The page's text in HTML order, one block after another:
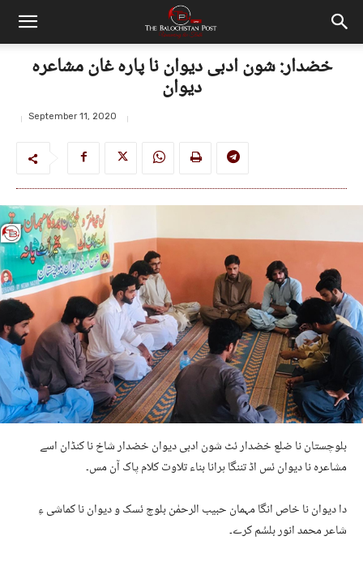
خضدار: شون ادبی دیوان نا پارہ غان مشاعرہ
دیوان
September 11, 2020
بلوچستان نا ضلع خضدار ئٹ شون ادبی دیوان خضدار شاخ نا کنڈان اسے
مشاعرہ نا دیوان ئس اڈ تننگا ہرانا بناء تلاوت کلام پاک آن مس۔
دا دیوان نا خاص انگا مہمان حبیب الرحمٰن بلوچ ئسک و دیوان نا کماشی ءِ
شاعر محمد انور بلسُم کرے۔